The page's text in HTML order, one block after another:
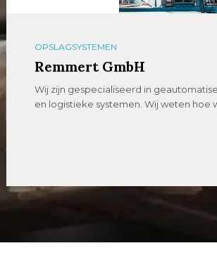
OPSLAGSYSTEMEN
Remmert GmbH
Wij zijn gespecialiseerd in
en logistieke systemen. Wij weten hoe